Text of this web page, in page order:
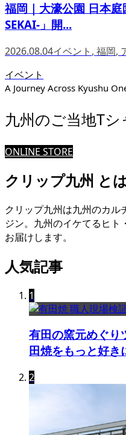
福岡｜大濠公園 日本
SEKAI-」開...
2026.08.04イベント , 福岡,
イベント
A Journey Across Kyushu
九州のご当地T
ONLINE STORE
クリップ九州 と
クリップ九州は九州のカル
ジン。九州のイケてるヒト
お届けします。
人気記事
1
有田の窯元めぐり
田焼をもっと好き
2